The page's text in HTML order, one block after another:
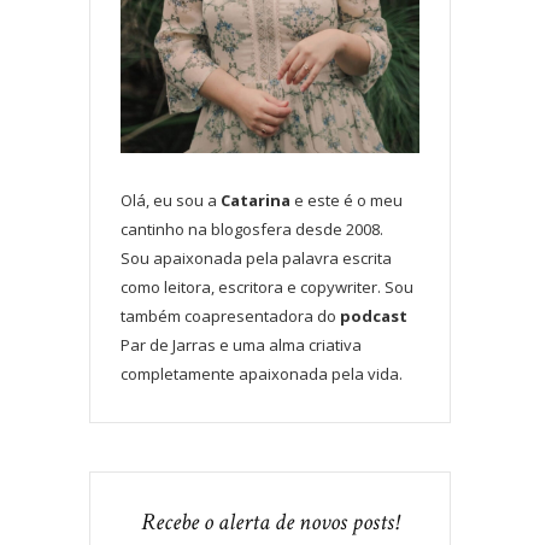
Olá, eu sou a Catarina e este é o meu
cantinho na blogosfera desde 2008.
Sou apaixonada pela palavra escrita
como leitora, escritora e copywriter. Sou
também coapresentadora do podcast
Par de Jarras e uma alma criativa
completamente apaixonada pela vida.
Recebe o alerta de novos posts!